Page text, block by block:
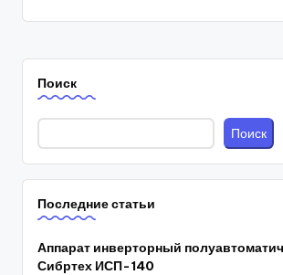
Поиск
Поиск
Последние статьи
Аппарат инверторный
Сибртех ИСП-140